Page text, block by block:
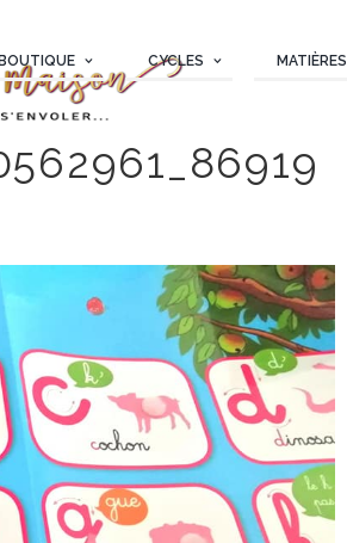
BOUTIQUE CYCLES MATIÈRES